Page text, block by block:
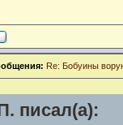
Re: Бобуины
писал(а):